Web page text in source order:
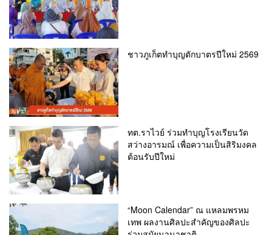
ชาวภูเก็ตทำบุญตักบาตรปีใหม่ 2569
ทต.ราไวย์ ร่วมทำบุญโรงเรียนวัด
สว่างอารมณ์ เพื่อความเป็นสิริมงคล
ต้อนรับปีใหม่
“Moon Calendar” ณ แหลมพรหม
เทพ ผลงานศิลปะสำคัญของศิลปะ